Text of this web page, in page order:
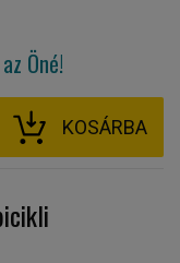
Öné!
KOSÁRBA